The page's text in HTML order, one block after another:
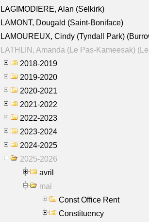
LAGIMODIERE, Alan (Selkirk)
LAMONT, Dougald (Saint-Boniface)
LAMOUREUX, Cindy (Tyndall Park)
LATHLIN, Amanda (Le Pas-Kameesak)
2018-2019
2019-2020
2020-2021
2021-2022
2022-2023
2023-2024
2024-2025
2025-2026
avril
mai
Const Office Rent
Constituency